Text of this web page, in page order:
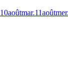
10aoûtmar.11août